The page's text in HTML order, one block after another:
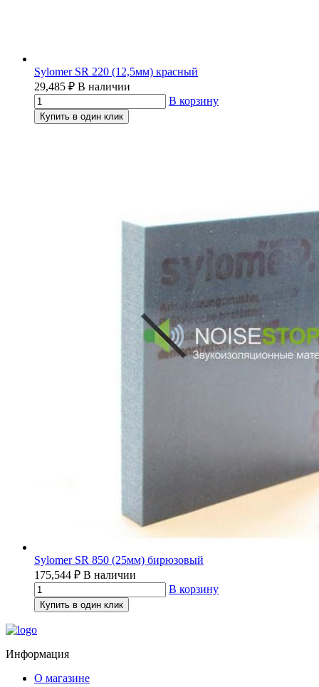
Sylomer SR 220 (12,5мм) красный
29,485 ₽ В наличии
В корзину
Купить в один клик
Sylomer SR 850 (25мм) бирюзовый
175,544 ₽ В наличии
В корзину
Купить в один клик
Информация
О магазине